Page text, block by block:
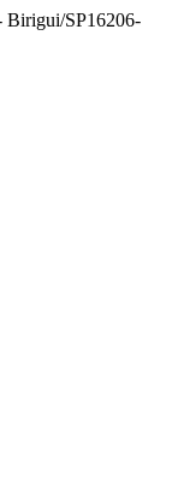
Birigui/SP16206-